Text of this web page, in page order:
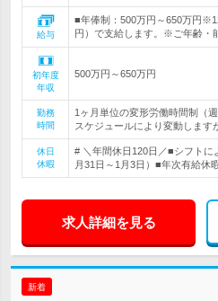
給与
■年俸制：500万円～650万円
円）で支給します。※ご年齢・
初年度
年収
500万円～650万円
勤務
時間
1ヶ月単位の変形労働時間制（
スケジュールにより変動します
休日
休暇
# ＼年間休日120日／■シフト
月31日～1月3日）■年次有給休
求人詳細を見る
新着